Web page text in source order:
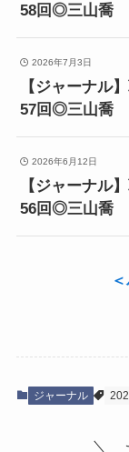
58回◎三山喬
2026年7月3日
【ジャーナル
57回◎三山喬
2026年6月12日
【ジャーナル
56回◎三山喬
＜
ジャーナル